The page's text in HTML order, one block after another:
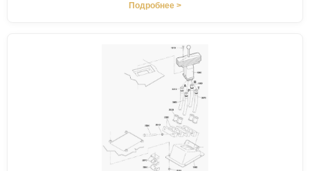
Подробнее >